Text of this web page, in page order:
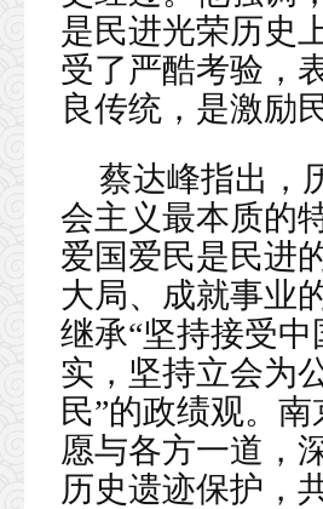
是民进光荣历史
受了严酷考验，
良传统，是激励
蔡达峰指出，
会主义最本质的
爱国爱民是民进
大局、成就事业
继承“坚持接受
实，坚持立会为
民”的政绩观。
愿与各方一道，
历史遗迹保护，